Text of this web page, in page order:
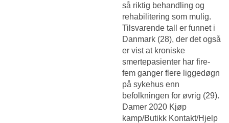
så riktig behandling og
rehabilitering som mulig.
Tilsvarende tall er funnet i
Danmark (28), der det også
er vist at kroniske
smertepasienter har fire-
fem ganger flere liggedøgn
på sykehus enn
befolkningen for øvrig (29).
Damer 2020 Kjøp
kamp/Butikk Kontakt/Hjelp